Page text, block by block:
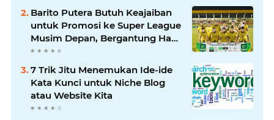
Barito Putera Butuh Keajaiban
untuk Promosi ke Super League
Musim Depan, Bergantung Hasil
PSS Sleman
7 Trik Jitu Menemukan Ide-ide
Kata Kunci untuk Niche Blog
atau Website Kita